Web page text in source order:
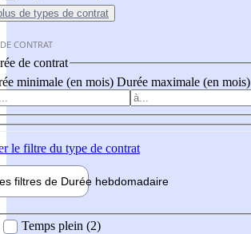
de types de contrat
CONTRAT
de contrat
minimale (en mois) Durée maximale (en mois)
le filtre du type de contrat
filtres de Durée hebdomadaire
Temps plein (2)